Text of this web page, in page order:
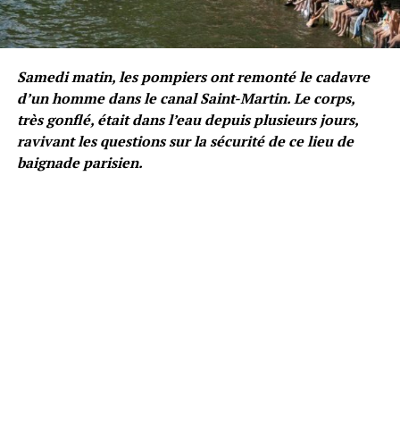
Samedi matin, les pompiers ont remonté le cadavre
d’un homme dans le canal Saint-Martin. Le corps,
très gonflé, était dans l’eau depuis plusieurs jours,
ravivant les questions sur la sécurité de ce lieu de
baignade parisien.